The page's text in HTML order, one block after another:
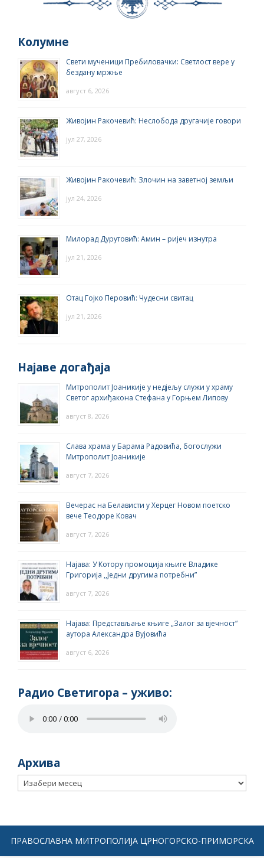
Колумне
Свети мученици Пребиловачки: Светлост вере у
бездану мржње
август 6, 2026
Живојин Ракочевић: Неслобода другачије говори
јул 27, 2026
Живојин Ракочевић: Злочин на заветној земљи
јул 24, 2026
Милорад Дурутовић: Амин – ријеч изнутра
јул 21, 2026
Отац Гојко Перовић: Чудесни свитац
јул 21, 2026
Најаве догађаја
Митрополит Јоаникије у недјељу служи у храму
Светог архиђакона Стефана у Горњем Липову
август 8, 2026
Слава храма у Барама Радовића, богослужи
Митрополит Јоаникије
август 7, 2026
Вечерас на Белависти у Херцег Новом поетско
вече Теодоре Ковач
август 7, 2026
Најава: У Котору промоција књиге Владике
Григорија ,,Једни другима потребни”
август 7, 2026
Најава: Представљање књиге „Залог за вјечност“
аутора Александра Вујовића
август 6, 2026
Радио Светигора – yживо:
Архива
Архива
ПРАВОСЛАВНА МИТРОПОЛИЈА ЦРНОГОРСКО-ПРИМОРСКА